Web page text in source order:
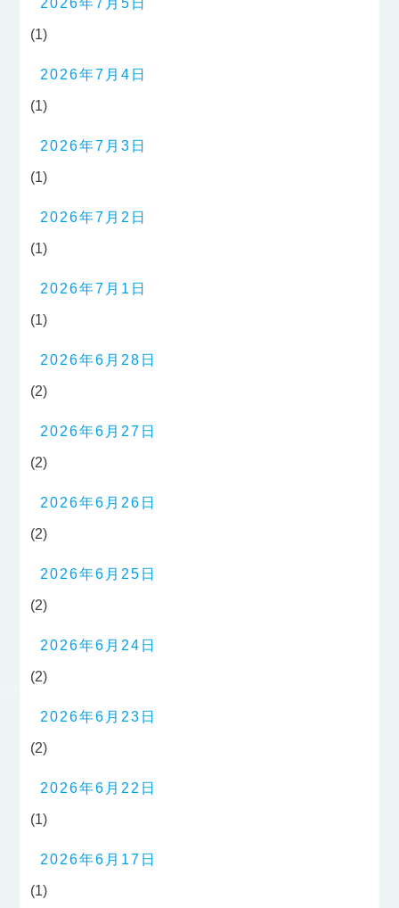
2026年7月5日
(1)
2026年7月4日
(1)
2026年7月3日
(1)
2026年7月2日
(1)
2026年7月1日
(1)
2026年6月28日
(2)
2026年6月27日
(2)
2026年6月26日
(2)
2026年6月25日
(2)
2026年6月24日
(2)
2026年6月23日
(2)
2026年6月22日
(1)
2026年6月17日
(1)